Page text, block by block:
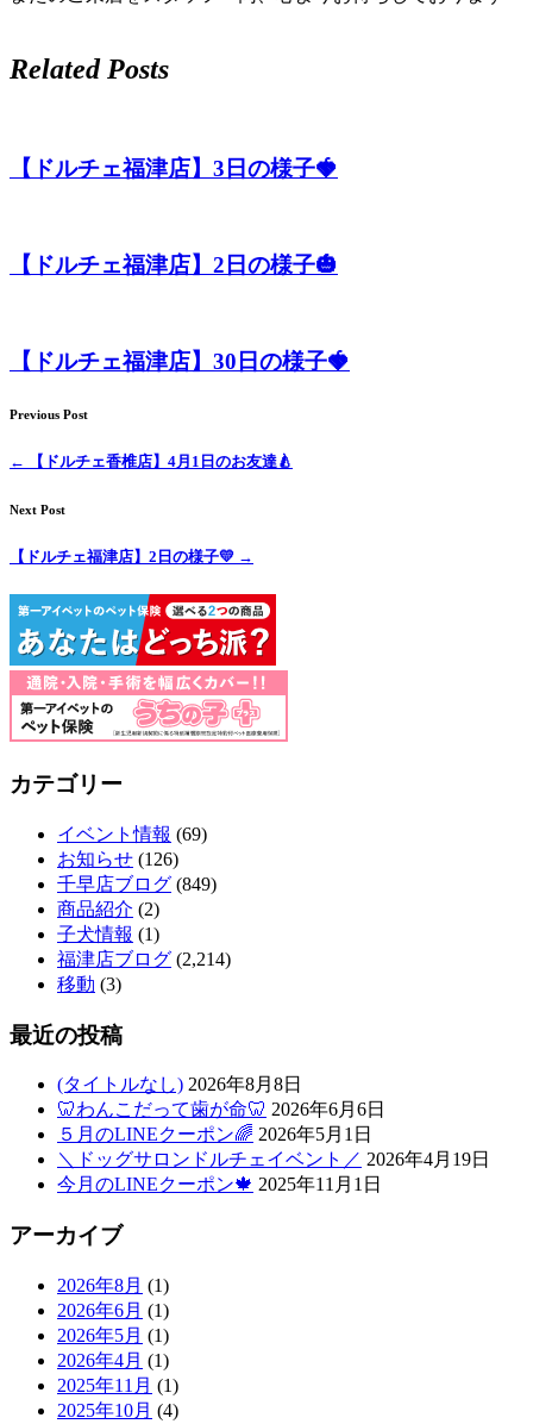
ッ
ト
ロ
ペ
ト
ル
Related Posts
【ドルチェ福津店】3日の様子🍓
【ドルチェ福津店】2日の様子🎃
【ドルチェ福津店】30日の様子🍓
Previous Post
← 【ドルチェ香椎店】4月1日のお友達🍐
Next Post
【ドルチェ福津店】2日の様子💛 →
カテゴリー
イベント情報 (69)
お知らせ (126)
千早店ブログ (849)
商品紹介 (2)
子犬情報 (1)
福津店ブログ (2,214)
移動 (3)
最近の投稿
(タイトルなし) 2026年8月8日
🦷わんこだって歯が命🦷 2026年6月6日
５月のLINEクーポン🌈 2026年5月1日
＼ドッグサロンドルチェイベント／ 2026年4月19日
今月のLINEクーポン🍁 2025年11月1日
アーカイブ
2026年8月 (1)
2026年6月 (1)
2026年5月 (1)
2026年4月 (1)
2025年11月 (1)
2025年10月 (4)